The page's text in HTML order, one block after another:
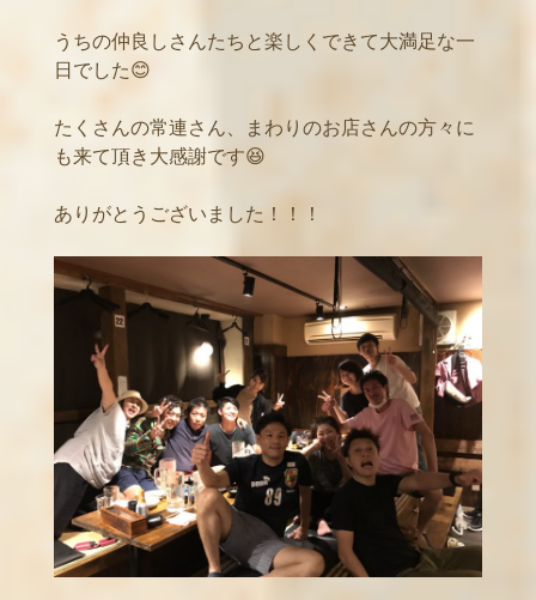
うちの仲良しさんたちと楽しくできて大満足な一
日でした😊
たくさんの常連さん、まわりのお店さんの方々に
も来て頂き大感謝です😆
ありがとうございました！！！